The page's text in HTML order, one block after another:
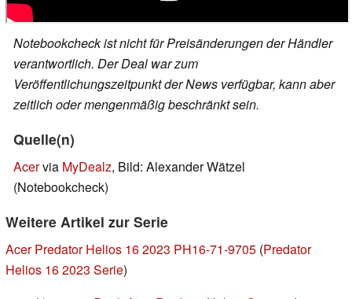
Notebookcheck ist nicht für Preisänderungen der Händler
verantwortlich. Der Deal war zum
Veröffentlichungszeitpunkt der News verfügbar, kann aber
zeitlich oder mengenmäßig beschränkt sein.
Quelle(n)
Acervia MyDealz, Bild: Alexander Wätzel
(Notebookcheck)
Weitere Artikel zur Serie
Acer Predator Helios 16 2023 PH16-71-9705 (Predator
Helios 16 2023 Serie)